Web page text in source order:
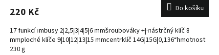
220 Kč Do košíku
17 funkcí imbusy 2|2,5|3|4|5|6 mmšroubováky +|-nástrčný klíč 8
mmploché klíče 9|10|12|13|15 mmcentrklíč 14G|15G|0,136“hmotnost
230 g